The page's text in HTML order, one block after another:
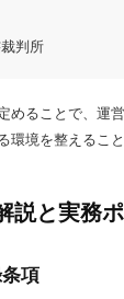
判所
めることで、運
環境を整えること
説と実務
項